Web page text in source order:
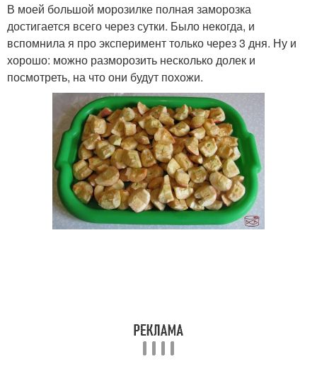
В моей большой морозилке полная заморозка
достигается всего через сутки. Было некогда, и
вспомнила я про эксперимент только через 3 дня. Ну и
хорошо: можно разморозить несколько долек и
посмотреть, на что они будут похожи.